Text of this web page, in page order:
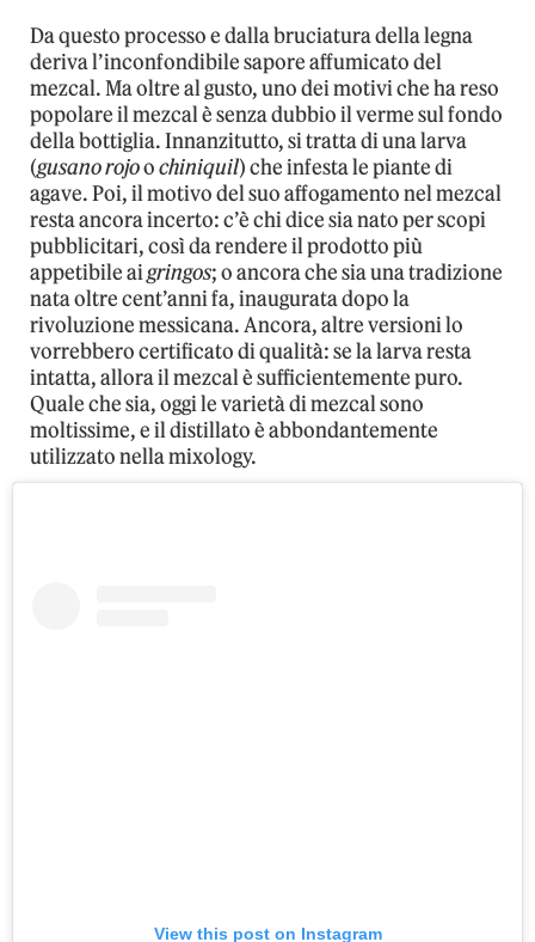
Da questo processo e dalla bruciatura della legna
deriva l’inconfondibile sapore affumicato del
mezcal. Ma oltre al gusto, uno dei motivi che ha reso
popolare il mezcal è senza dubbio il verme sul fondo
della bottiglia. Innanzitutto, si tratta di una larva
(gusano rojoochiniquil) che infesta le piante di
agave. Poi, il motivo del suo affogamento nel mezcal
resta ancora incerto: c’è chi dice sia nato per scopi
pubblicitari, così da rendere il prodotto più
appetibile aigringos; o ancora che sia una tradizione
nata oltre cent’anni fa, inaugurata dopo la
rivoluzione messicana. Ancora, altre versioni lo
vorrebbero certificato di qualità: se la larva resta
intatta, allora il mezcal è sufficientemente puro.
Quale che sia, oggi le varietà di mezcal sono
moltissime, e il distillato è abbondantemente
utilizzato nella mixology.
View this post on Instagram